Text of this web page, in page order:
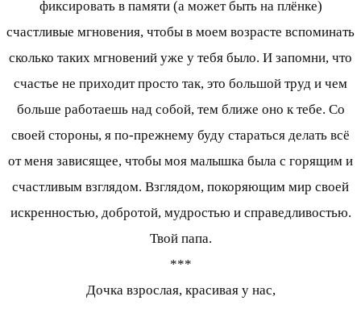
фиксировать в памяти (а может быть на плёнке)
счастливые мгновения, чтобы в моем возрасте вспоминать
сколько таких мгновений уже у тебя было. И запомни, что
счастье не приходит просто так, это большой труд и чем
больше работаешь над собой, тем ближе оно к тебе. Со
своей стороны, я по-прежнему буду стараться делать всё
от меня зависящее, чтобы моя малышка была с горящим и
счастливым взглядом. Взглядом, покоряющим мир своей
искренностью, добротой, мудростью и справедливостью.
Твой папа.
***
Дочка взрослая, красивая у нас,